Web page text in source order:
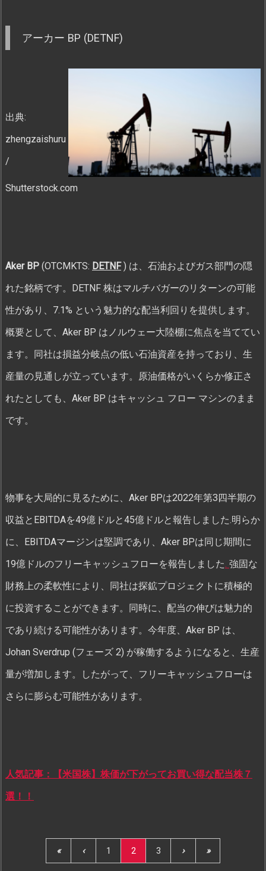
アーカー BP (DETNF)
出典:
zhengzaishuru
/
Shutterstock.com
Aker BP (OTCMKTS: DETNF) は、石油およびガス部門の隠
れた銘柄です。DETNF 株はマルチバガーのリターンの可能
性があり、7.1% という魅力的な配当利回りを提供します。
概要として、Aker BP はノルウェー大陸棚に焦点を当ててい
ます。同社は損益分岐点の低い石油資産を持っており、生
産量の見通しが立っています。原油価格がいくらか修正さ
れたとしても、Aker BP はキャッシュ フロー マシンのまま
です。
物事を大局的に見るために、Aker BPは2022年第3四半期の
収益とEBITDAを49億ドルと45億ドルと報告しました.明らか
に、EBITDAマージンは堅調であり、Aker BPは同じ期間に
19億ドルのフリーキャッシュフローを報告しました. 強固な
財務上の柔軟性により、同社は探鉱プロジェクトに積極的
に投資することができます。同時に、配当の伸びは魅力的
であり続ける可能性があります。今年度、Aker BP は、
Johan Sverdrup (フェーズ 2) が稼働するようになると、生産
量が増加します。したがって、フリーキャッシュフローは
さらに膨らむ可能性があります。
人気記事：【米国株】株価が下がってお買い得な配当株７
選！！
« ‹ 1 2 3 › »